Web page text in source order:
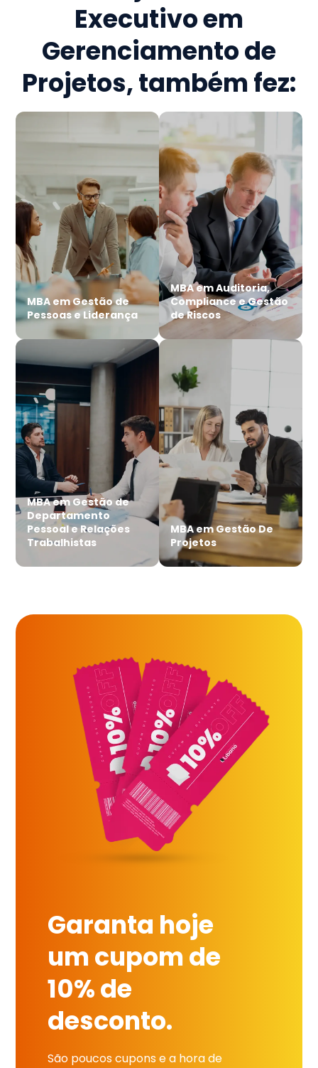
Executivo em
Gerenciamento de
Projetos, também fez:
MBA em Gestão de
Pessoas e Liderança
MBA em Auditoria,
Compliance e Gestão
de Riscos
MBA em Gestão de
Departamento
Pessoal e Relações
Trabalhistas
MBA em Gestão De
Projetos
Garanta hoje
um cupom de
10% de
desconto.
São poucos cupons e a hora de